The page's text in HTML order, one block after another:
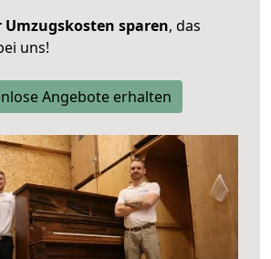
Umzugskosten sparen, das
uns!
Angebote erhalten